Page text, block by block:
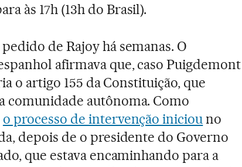
às 17h (13h do Brasil).
de Rajoy há semanas. O
afirmava que, caso Puigdemont
o artigo 155 da Constituição, que
comunidade autônoma. Como
o processo de intervenção iniciouno
depois de o presidente do Governo
que estava encaminhando para a